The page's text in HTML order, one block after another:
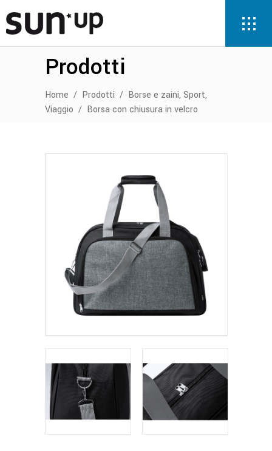
Prodotti
Home / Prodotti / Borse e zaini, Sport,
Viaggio / Borsa con chiusura in velcro